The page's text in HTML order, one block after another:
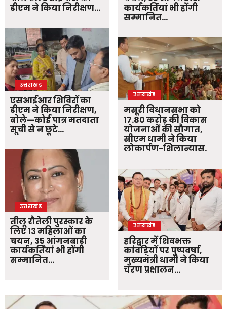
डीएम ने किया निरीक्षण…
उत्तराखंड
एसआईआर शिविरों का
डीएम ने किया निरीक्षण,
बोले—कोई पात्र मतदाता
सूची से न छूटे…
उत्तराखंड
तीलू रौतेली पुरस्कार के
लिए 13 महिलाओं का
चयन, 35 आंगनबाड़ी
कार्यकर्तियां भी होंगी
सम्मानित…
कार्यकर्तियां भी होंगी
सम्मानित…
उत्तराखंड
मसूरी विधानसभा को
17.80 करोड़ की विकास
योजनाओं की सौगात,
सीएम धामी ने किया
लोकार्पण-शिलान्यास.
उत्तराखंड
हरिद्वार में शिवभक्त
कांवड़ियों पर पुष्पवर्षा,
मुख्यमंत्री धामी ने किया
चरण प्रक्षालन…